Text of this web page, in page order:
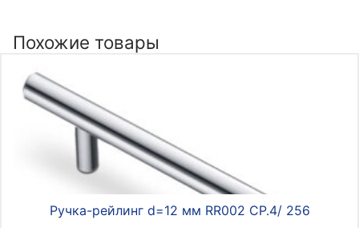
096/156,
матовый
черный
Похожие товары
Ручка-рейлинг d=12 мм RR002 CP.4/ 256